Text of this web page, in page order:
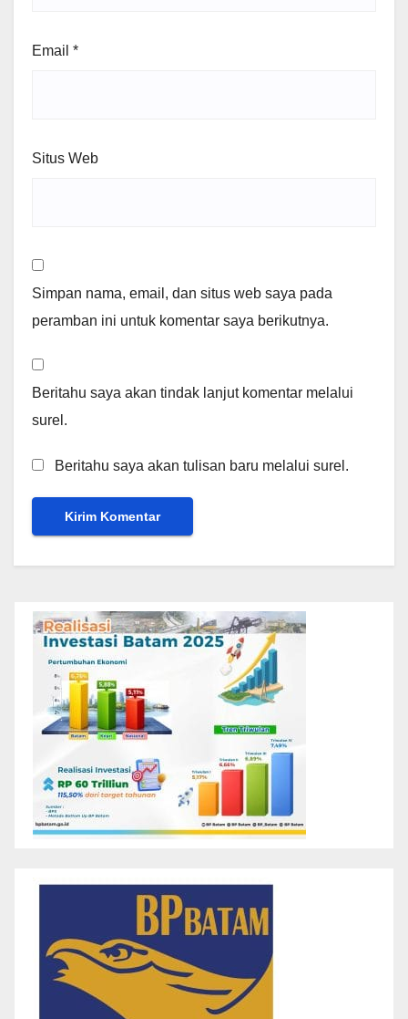
Email *
Situs Web
Simpan nama, email, dan situs web saya pada
peramban ini untuk komentar saya berikutnya.
Beritahu saya akan tindak lanjut komentar melalui
surel.
Beritahu saya akan tulisan baru melalui surel.